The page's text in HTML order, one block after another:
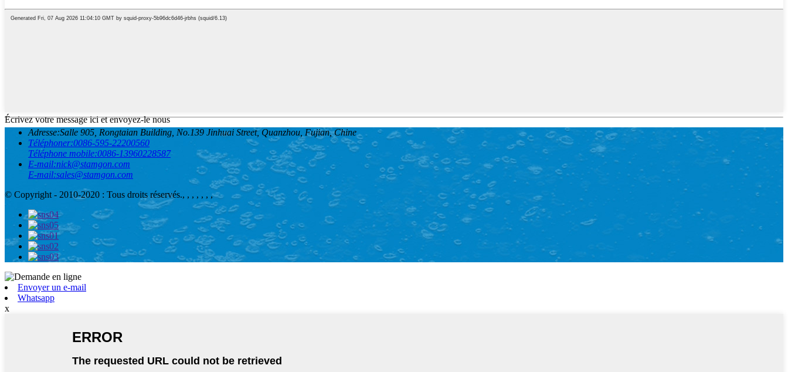
Écrivez votre message ici et envoyez-le nous
Adresse:Salle 905, Rongtaian Building, No.139 Jinhuai Street, Quanzhou, Fujian, Chine
Téléphoner:0086-595-22200560
Téléphone mobile:0086-13960228587
E-mail:nick@stamgon.com
E-mail:sales@stamgon.com
© Copyright - 2010-2020 : Tous droits réservés., , , , , , ,
Envoyer un e-mail
Whatsapp
x